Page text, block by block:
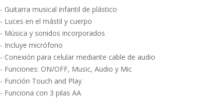
- Guitarra musical infantil de plástico
- Luces en el mástil y cuerpo
- Música y sonidos incorporados
- Incluye micrófono
- Conexión para celular mediante cable de audio
- Funciones: ON/OFF, Music, Audio y Mic
- Función Touch and Play
- Funciona con 3 pilas AA